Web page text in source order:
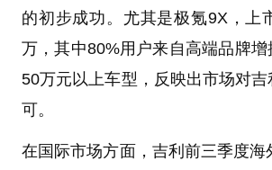
的初步成功。尤其是极氪9X，上
万，其中80%用户来自高端品牌
50万元以上车型，反映出市场对
可。
在国际市场方面，吉利前三季度海